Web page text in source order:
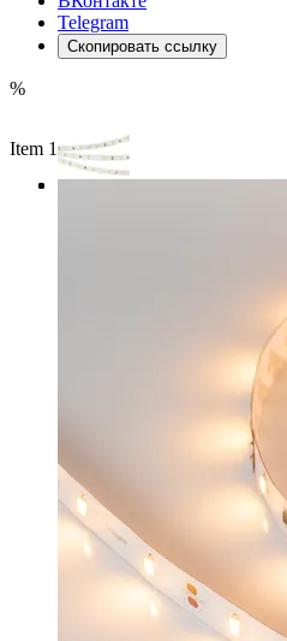
Telegram
Скопировать ссылку
%
Item 1 of 3